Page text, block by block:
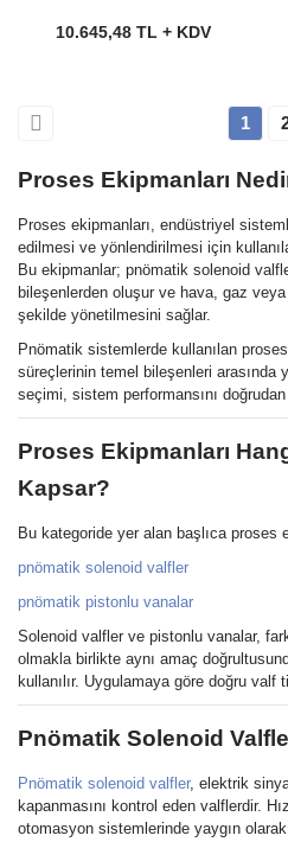
10.645,48 TL + KDV
1
Proses Ekipmanları
Proses ekipmanları, endüstriyel
edilmesi ve yönlendirilmesi için
Bu ekipmanlar; pnömatik solenoid
bileşenlerden oluşur ve hava, gaz veya
şekilde yönetilmesini sağlar.
Pnömatik sistemlerde kullanılan
süreçlerinin temel bileşenleri arasında
seçimi, sistem performansını doğrudan
Proses Ekipmanları
Kapsar?
Bu kategoride yer alan başlıca proses
pnömatik solenoid valfler
pnömatik pistonlu vanalar
Solenoid valfler ve pistonlu vanalar,
olmakla birlikte aynı amaç
kullanılır. Uygulamaya göre doğru valf
Pnömatik Solenoid
Pnömatik solenoid valfler, elektrik
kapanmasını kontrol eden valflerdir.
otomasyon sistemlerinde yaygın olarak